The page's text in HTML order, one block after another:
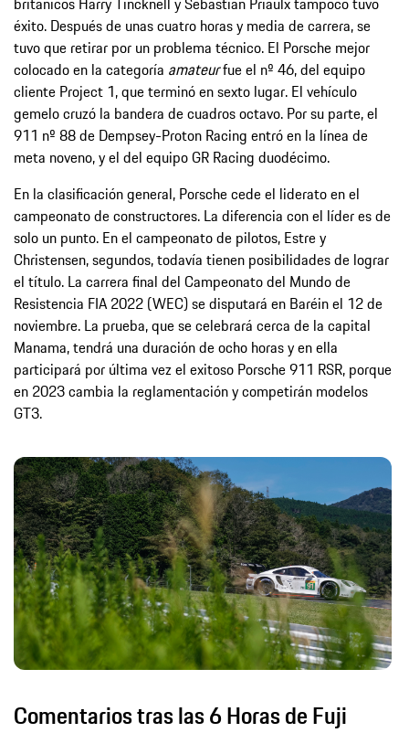
éxito. Después de unas cuatro horas y media de carrera, se
tuvo que retirar por un problema técnico. El Porsche mejor
colocado en la categoría amateurfue el nº 46, del equipo
cliente Project 1, que terminó en sexto lugar. El vehículo
gemelo cruzó la bandera de cuadros octavo. Por su parte, el
911 nº 88 de Dempsey-Proton Racing entró en la línea de
meta noveno, y el del equipo GR Racing duodécimo.
En la clasificación general, Porsche cede el liderato en el
campeonato de constructores. La diferencia con el líder es de
solo un punto. En el campeonato de pilotos, Estre y
Christensen, segundos, todavía tienen posibilidades de lograr
el título. La carrera final del Campeonato del Mundo de
Resistencia FIA 2022 (WEC) se disputará en Baréin el 12 de
noviembre. La prueba, que se celebrará cerca de la capital
Manama, tendrá una duración de ocho horas y en ella
participará por última vez el exitoso Porsche 911 RSR, porque
en 2023 cambia la reglamentación y competirán modelos
GT3.
Comentarios tras las 6 Horas de Fuji